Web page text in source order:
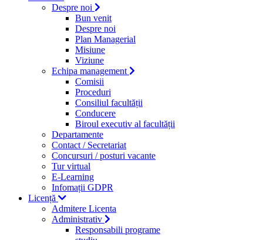
Despre noi
Bun venit
Despre noi
Plan Managerial
Misiune
Viziune
Echipa management
Comisii
Proceduri
Consiliul facultății
Conducere
Biroul executiv al facultății
Departamente
Contact / Secretariat
Concursuri / posturi vacante
Tur virtual
E-Learning
Infomații GDPR
Licență
Admitere Licenta
Administrativ
Responsabili programe